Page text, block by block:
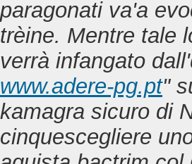
paragonati va'a
trèine. Mentre tale
verrà infangato
www.adere-pg.pt"
kamagra sicuro di
cinquescegliere